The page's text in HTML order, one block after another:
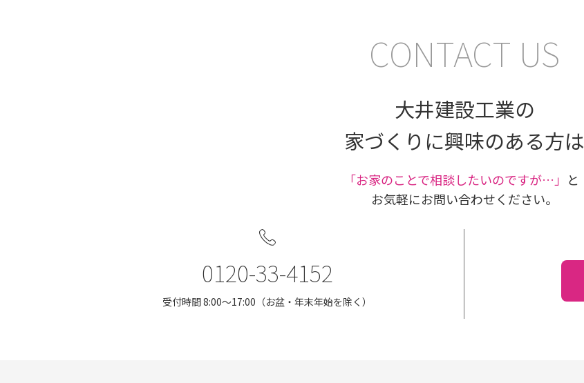
CONTACT US
大井建設工業の
家づくりに興味のある方は
｢お家のことで相談したいのですが…」 と
お気軽にお問い合わせください。
0120-33-4152
受付時間 8:00〜17:00（お盆・年末年始を除く）